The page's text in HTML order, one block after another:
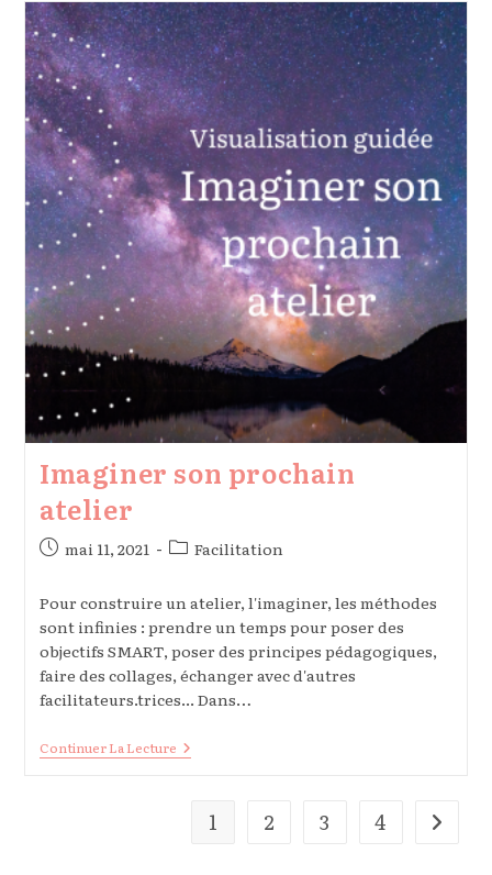
–
Soyons
Multiples
Imaginer son prochain
atelier
Publication
mai 11, 2021
PostFacilitation
Pour construire un atelier, l'imaginer, les méthodes
sont infinies : prendre un temps pour poser des
objectifs SMART, poser des principes pédagogiques,
faire des collages, échanger avec d'autres
facilitateurs.trices... Dans…
Continuer La LectureImaginer
Son
1 2 3 4 Aller à